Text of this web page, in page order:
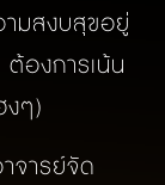
ามสงบสุขอยู่
องการเน้น
งๆ)
จารย์จัด